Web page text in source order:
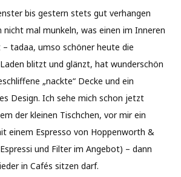
bis gestern stets gut verhangen
mal munkeln, was einen im Inneren
tadaa, umso schöner heute die
blitzt und glänzt, hat wunderschön
„nackte“ Decke und ein
Design. Ich sehe mich schon jetzt
der kleinen Tischchen, vor mir ein
einem Espresso von Hoppenworth &
und Filter im Angebot) – dann
in Cafés sitzen darf.